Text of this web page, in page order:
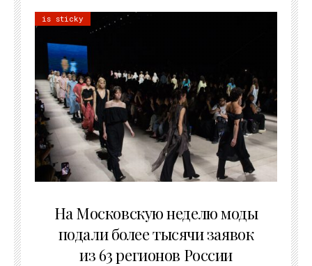
is sticky
На Московскую неделю моды
подали более тысячи заявок
из 63 регионов России